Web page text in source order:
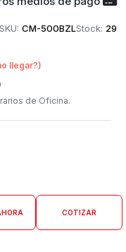
SKU: CM-500BZLStock: 29
llegar?)
de Oficina.
COTIZAR